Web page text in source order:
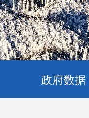
政府数据